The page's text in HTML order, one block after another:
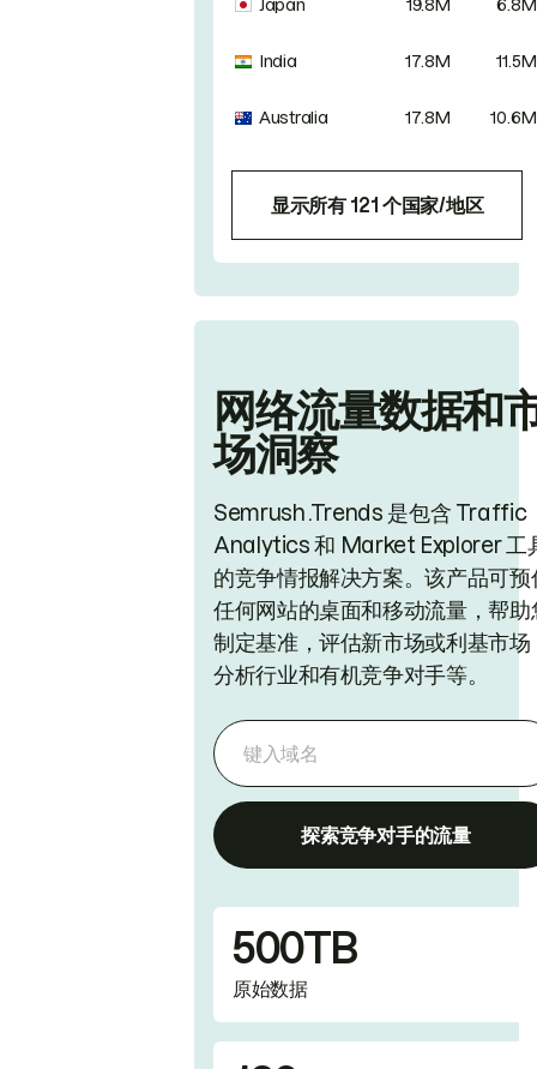
Japan 19.8M 6.8M
India 17.8M 11.5M
Australia 17.8M 10.6M
显示所有 121 个国家/地区
网络流量数据和
场洞察
Semrush .Trends 是包含 Traffic
Analytics 和 Market Explorer 工
的竞争情报解决方案。该产品可预
任何网站的桌面和移动流量，帮助
制定基准，评估新市场或利基市场
分析行业和有机竞争对手等。
探索竞争对手的流量
500TB
原始数据